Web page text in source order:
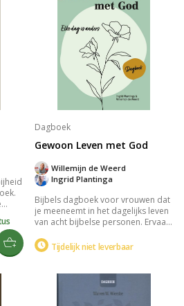
Dagboek
Gewoon Leven met God
Ingrid Plantinga
Willemijn de Weerd
Bijbels dagboek voor vrouwen dat
je meeneemt in het dagelijks leven
van acht bijbelse personen. Ervaar
worstelingen. Elke dag biedt een
unieke benadering met
columns. Ook geschikt voor
groepsgesprekken. Een
inspirerende gids voor
Tijdelijk niet leverbaar